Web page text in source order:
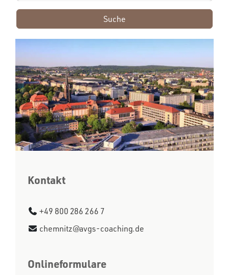
Suche
Kontakt
+49 800 286 266 7
chemnitz@avgs-coaching.de
Onlineformulare